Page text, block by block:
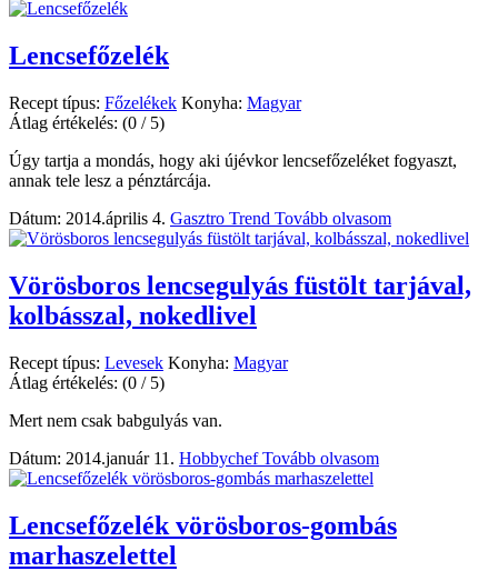
Lencsefőzelék
Recept típus: Főzelékek Konyha: Magyar
Átlag értékelés: (0 / 5)
Úgy tartja a mondás, hogy aki újévkor lencsefőzeléket fogyaszt,
annak tele lesz a pénztárcája.
Dátum: 2014.április 4. Gasztro Trend Tovább olvasom
Vörösboros lencsegulyás füstölt tarjával,
kolbásszal, nokedlivel
Recept típus: Levesek Konyha: Magyar
Átlag értékelés: (0 / 5)
Mert nem csak babgulyás van.
Dátum: 2014.január 11. HobbychefTovább olvasom
Lencsefőzelék vörösboros-gombás
marhaszelettel